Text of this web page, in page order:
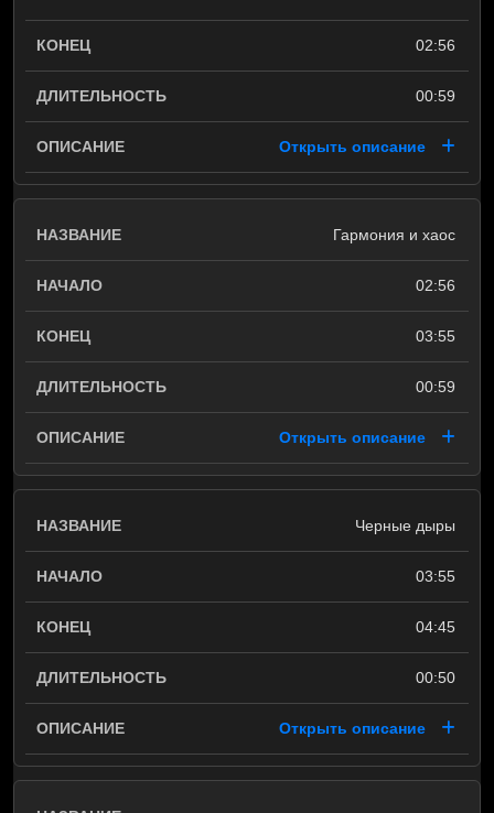
02:56
00:59
Открыть описание
Гармония и хаос
02:56
03:55
00:59
Открыть описание
Черные дыры
03:55
04:45
00:50
Открыть описание